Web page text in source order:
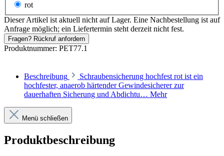
rot
Dieser Artikel ist aktuell nicht auf Lager. Eine Nachbestellung ist auf
Anfrage möglich; ein Liefertermin steht derzeit nicht fest.
Fragen? Rückruf anfordern
Produktnummer: PET77.1
Beschreibung
Schraubensicherung hochfest rot ist ein
hochfester, anaerob härtender Gewindesicherer zur
dauerhaften Sicherung und Abdichtu… Mehr
Menü schließen
Produktbeschreibung